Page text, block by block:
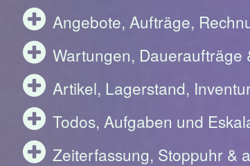
Angebote, Aufträge,
Wartungen, Daueraufträge
Artikel, Lagerstand,
Todos, Aufgaben und
Zeiterfassung, Stoppuhr &